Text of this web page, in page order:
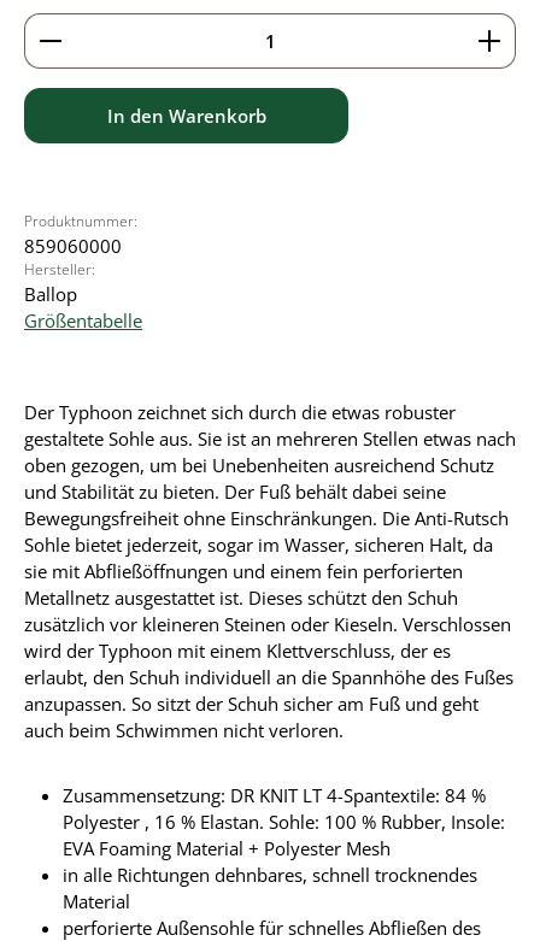
Produkt Anzahl: Gib den gewünschten Wert ein
In den Warenkorb
Produktnummer:
859060000
Hersteller:
Ballop
Größentabelle
Der Typhoon zeichnet sich durch die etwas robuster
gestaltete Sohle aus. Sie ist an mehreren Stellen etwas nach
oben gezogen, um bei Unebenheiten ausreichend Schutz
und Stabilität zu bieten. Der Fuß behält dabei seine
Bewegungsfreiheit ohne Einschränkungen. Die Anti-Rutsch
Sohle bietet jederzeit, sogar im Wasser, sicheren Halt, da
sie mit Abfließöffnungen und einem fein perforierten
Metallnetz ausgestattet ist. Dieses schützt den Schuh
zusätzlich vor kleineren Steinen oder Kieseln. Verschlossen
wird der Typhoon mit einem Klettverschluss, der es
erlaubt, den Schuh individuell an die Spannhöhe des Fußes
anzupassen. So sitzt der Schuh sicher am Fuß und geht
auch beim Schwimmen nicht verloren.
Zusammensetzung: DR KNIT LT 4-Spantextile: 84 %
Polyester , 16 % Elastan. Sohle: 100 % Rubber, Insole:
EVA Foaming Material + Polyester Mesh
in alle Richtungen dehnbares, schnell trocknendes
Material
perforierte Außensohle für schnelles Abfließen des